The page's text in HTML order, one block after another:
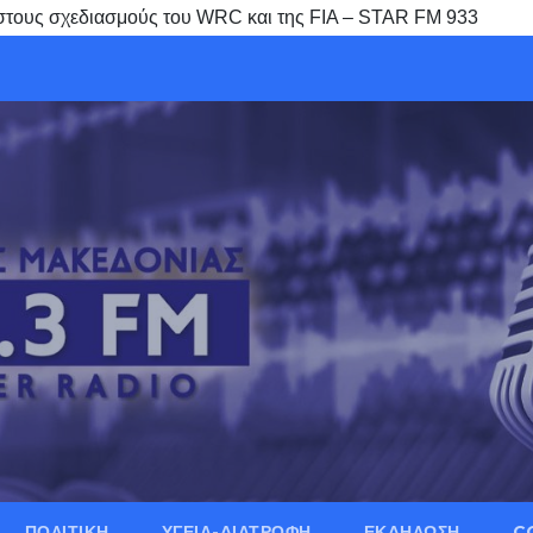
σχεδιασμούς του WRC και της FIA – STAR FM 933